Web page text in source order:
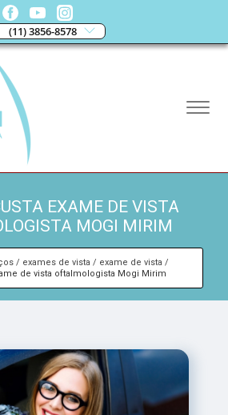
(11) 3856-8578
EXAME DE VISTA
MOGI MIRIM
exames de vista
exame de vista
de vista oftalmologista Mogi Mirim